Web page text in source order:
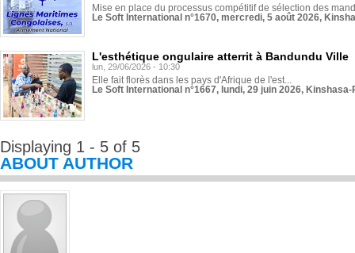
Mise en place du processus compétitif de sélection des
Le Soft International n°1670, mercredi, 5 août 2026,
L'esthétique ongulaire atterrit à Bandundu Ville
lun, 29/06/2026 - 10:30
Elle fait florès dans les pays d'Afrique de l'est...
Le Soft International n°1667, lundi, 29 juin 2026,
Displaying 1 - 5 of 5
ABOUT AUTHOR